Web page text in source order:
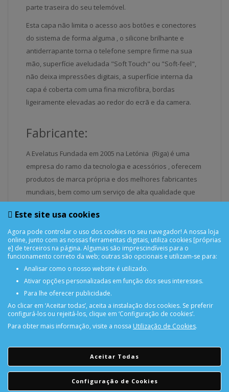
parte traseira do seu telemóvel.
Esta capa não limita o acesso aos botões e conectores
do sistema de forma alguma , o silicone brilhante e
antiderrapante torna o telefone sempre firme na sua
mão, superfície aveludada "Soft Touch" ou "Soft-feel",
não deixa impressões digitais, a superfície interna da
capa é coberta com uma fina microfibra, bordas
ligeiramente elevadas ao redor do ecrã e da camera.
Fabricante:
A Evelatus Fundada em 2005 na Letónia (Riga) é uma
empresa do ramo da tecnologia e acessórios , oferecem
produtos de marca própria e dos melhores fabricantes
mundiais, bem como um serviço de alta qualidade que
visa proteger os seus dispositivos móveis e torná-los
confortáveis ​​de usar .
Encomendas acima de 150€
Consulte aqui a sua reparação
Este site usa cookies
Agora pode controlar o uso dos cookies no seu navegador! A nossa loja
online, junto com as nossas ferramentas digitais, utiliza cookies [próprias
e] de terceiros na página. Algumas são imprescindíveis para o
funcionamento correto da web; outras são opcionais e utilizam-se para:
Analisar como o nosso website é utilizado.
Ativar opções personalizadas em função dos seus interesses.
Para lhe oferecer publicidade.
Ao clicar em ‘Aceitar todas’, aceita a instalação dos cookies. Se preferir
configurá-los ou rejeitá-los, clique em ‘Configuração de cookies’.
Para obter mais informação, visite a nossa Utilização de Cookies.
Aceitar Todas
Configuração de Cookies